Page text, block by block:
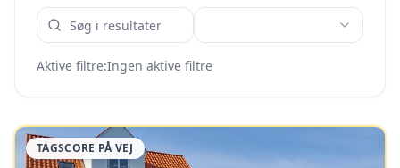
Aktive filtre:Ingen aktive filtre
TAGSCORE PÅ VEJ 2026